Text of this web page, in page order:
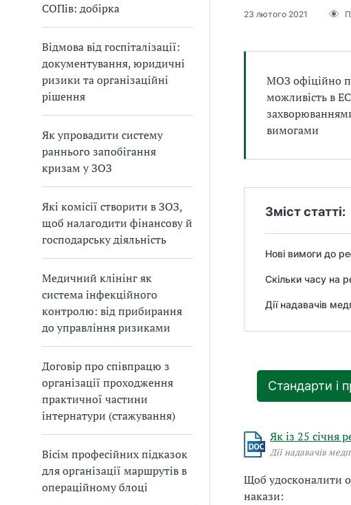
СОПів: добірка
Відмова від госпіталізації:
документування, юридичні
ризики та організаційні
рішення
Як упровадити систему
раннього запобігання
кризам у ЗОЗ
Які комісії створити в ЗОЗ,
щоб налагодити фінансову й
господарську діяльність
Медичний клінінг як
система інфекційного
контролю: від прибирання
до управління ризиками
Договір про співпрацю з
організації проходження
практичної частини
інтернатури (стажування)
Вісім професійних підказок
для організації маршрутів в
операційному блоці
23 лютого 2021
МОЗ офіційно
можливість в
вимогами
Зміст статті:
Нові вимоги до
Скільки часу на
Дії надавачів
Стандарти і
Як із 25 січня
Дії надавачів
Щоб удосконалити
накази: